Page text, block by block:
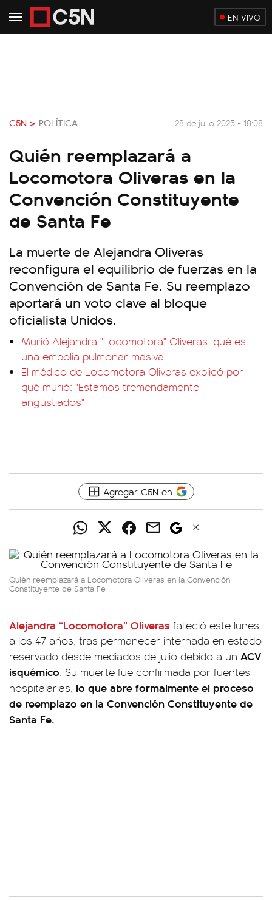
EN VIVO
C5N > POLÍTICA 28 de julio 2025 - 18:08
Quién reemplazará a
Locomotora Oliveras en la
Convención Constituyente
de Santa Fe
La muerte de Alejandra Oliveras
reconfigura el equilibrio de fuerzas en la
Convención de Santa Fe. Su reemplazo
aportará un voto clave al bloque
oficialista Unidos.
Murió Alejandra "Locomotora" Oliveras: qué es
una embolia pulmonar masiva
El médico de Locomotora Oliveras explicó por
qué murió: "Estamos tremendamente
angustiados"
Agregar C5N en
Quién reemplazará a Locomotora Oliveras en la Convención
Constituyente de Santa Fe
Alejandra “Locomotora” Oliveras falleció este lunes
a los 47 años, tras permanecer internada en estado
reservado desde mediados de julio debido a un ACV
isquémico. Su muerte fue confirmada por fuentes
hospitalarias, lo que abre formalmente el proceso
de reemplazo en la Convención Constituyente de
Santa Fe.